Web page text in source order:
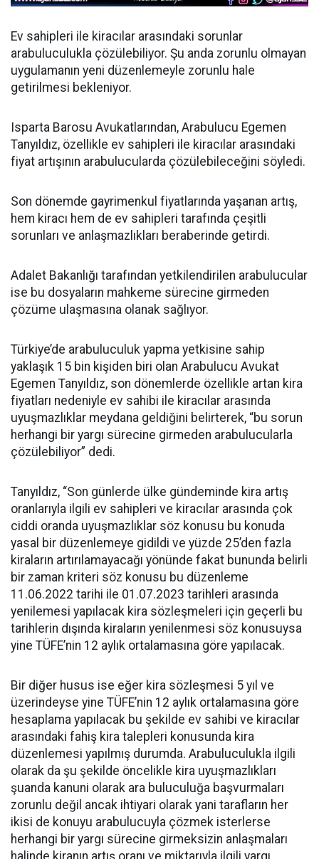
Ev sahipleri ile kiracılar arasındaki sorunlar
arabuluculukla çözülebiliyor. Şu anda zorunlu olmayan
uygulamanın yeni düzenlemeyle zorunlu hale
getirilmesi bekleniyor.
Isparta Barosu Avukatlarından, Arabulucu Egemen
Tanyıldız, özellikle ev sahipleri ile kiracılar arasındaki
fiyat artışının arabulucularda çözülebileceğini söyledi.
Son dönemde gayrimenkul fiyatlarında yaşanan artış,
hem kiracı hem de ev sahipleri tarafında çeşitli
sorunları ve anlaşmazlıkları beraberinde getirdi.
Adalet Bakanlığı tarafından yetkilendirilen arabulucular
ise bu dosyaların mahkeme sürecine girmeden
çözüme ulaşmasına olanak sağlıyor.
Türkiye’de arabuluculuk yapma yetkisine sahip
yaklaşık 15 bin kişiden biri olan Arabulucu Avukat
Egemen Tanyıldız, son dönemlerde özellikle artan kira
fiyatları nedeniyle ev sahibi ile kiracılar arasında
uyuşmazlıklar meydana geldiğini belirterek, “bu sorun
herhangi bir yargı sürecine girmeden arabulucularla
çözülebiliyor” dedi.
Tanyıldız, “Son günlerde ülke gündeminde kira artış
oranlarıyla ilgili ev sahipleri ve kiracılar arasında çok
ciddi oranda uyuşmazlıklar söz konusu bu konuda
yasal bir düzenlemeye gidildi ve yüzde 25’den fazla
kiraların artırılamayacağı yönünde fakat bununda belirli
bir zaman kriteri söz konusu bu düzenleme
11.06.2022 tarihi ile 01.07.2023 tarihleri arasında
yenilemesi yapılacak kira sözleşmeleri için geçerli bu
tarihlerin dışında kiraların yenilenmesi söz konusuysa
yine TÜFE’nin 12 aylık ortalamasına göre yapılacak.
Bir diğer husus ise eğer kira sözleşmesi 5 yıl ve
üzerindeyse yine TÜFE’nin 12 aylık ortalamasına göre
hesaplama yapılacak bu şekilde ev sahibi ve kiracılar
arasındaki fahiş kira talepleri konusunda kira
düzenlemesi yapılmış durumda. Arabuluculukla ilgili
olarak da şu şekilde öncelikle kira uyuşmazlıkları
şuanda kanuni olarak ara buluculuğa başvurmaları
zorunlu değil ancak ihtiyari olarak yani tarafların her
ikisi de konuyu arabulucuyla çözmek isterlerse
herhangi bir yargı sürecine girmeksizin anlaşmaları
halinde kiranın artış oranı ve miktarıyla ilgili yargı